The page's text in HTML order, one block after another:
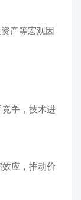
产等宏观因
争，技术进
应，推动价